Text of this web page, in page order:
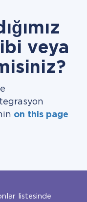
veya
on this page
listesinde